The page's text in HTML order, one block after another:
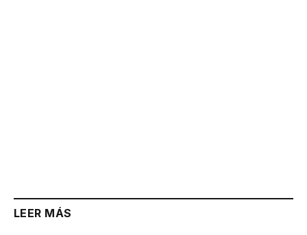
LEER MÁS